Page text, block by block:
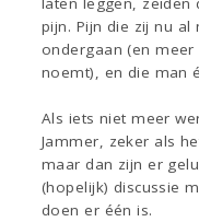
pijn. Pijn die zij nu
ondergaan (en
noemt), en die man
Als iets niet meer
Jammer, zeker als
maar dan zijn er
(hopelijk) discussie
doen er één is.